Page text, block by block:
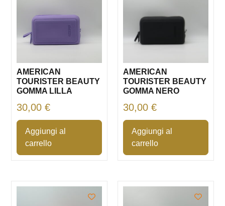
AMERICAN
TOURISTER BEAUTY
GOMMA LILLA
30,00€
Aggiungi al
carrello
AMERICAN
TOURISTER BEAUTY
GOMMA NERO
30,00 €
Aggiungi al
carrello